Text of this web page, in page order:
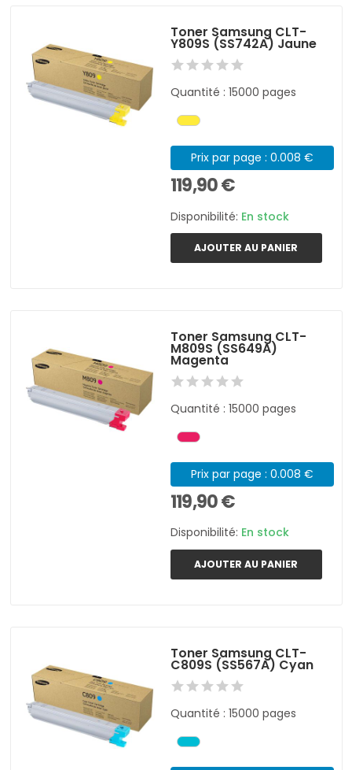
Toner Samsung CLT-
Y809S (SS742A) Jaune
Quantité : 15000 pages
Prix par page : 0.008 €
119,90 €
Disponibilité: En stock
AJOUTER AU PANIER
Toner Samsung CLT-
M809S (SS649A)
Magenta
Quantité : 15000 pages
Prix par page : 0.008 €
119,90 €
Disponibilité: En stock
AJOUTER AU PANIER
Toner Samsung CLT-
C809S (SS567A) Cyan
Quantité : 15000 pages